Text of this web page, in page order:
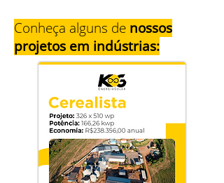
Conheça alguns de nossos
projetos em indústrias: